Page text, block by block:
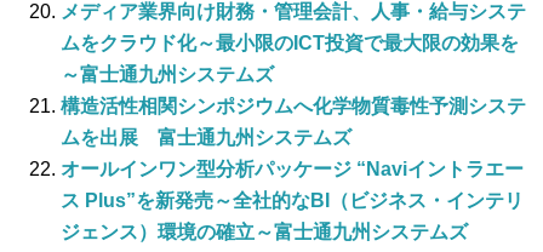
メディア業界向け財務・管理会計、人事・給与システ
ムをクラウド化～最小限のICT投資で最大限の効果を
～富士通九州システムズ
構造活性相関シンポジウムへ化学物質毒性予測システ
ムを出展 富士通九州システムズ
オールインワン型分析パッケージ “Naviイントラエー
ス Plus”を新発売～全社的なBI（ビジネス・インテリ
ジェンス）環境の確立～富士通九州システムズ